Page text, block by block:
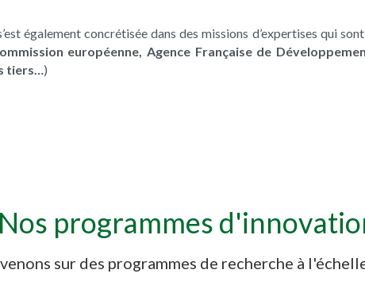
également concrétisée dans des missions d’expertises qui
européenne, Agence Française de
tiers…)
Nos programmes
sur des programmes de recherche à